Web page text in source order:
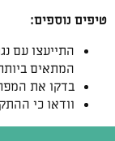
טיפים נוספים:
התייעצו עם
המתאים
בדקו את
וודאו כי